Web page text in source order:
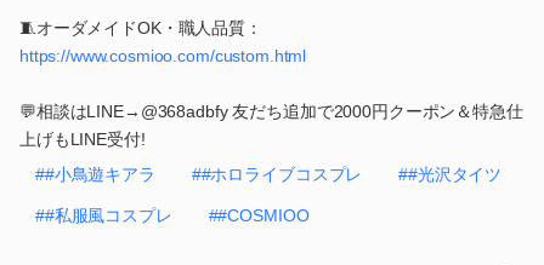
🧵オーダメイドOK・職人品質：
https://www.cosmioo.com/custom.html
💬相談はLINE→@368adbfy 友だち追加で2000円クーポン＆特急仕
上げもLINE受付!
##小鳥遊キアラ
##ホロライブコスプレ ##光沢タイツ
##私服風コスプレ ##COSMIOO